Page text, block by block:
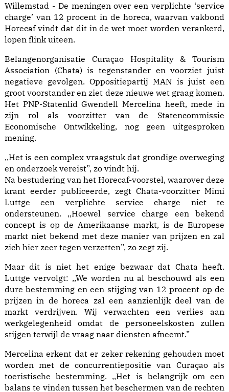
Willemstad - De meningen over een verplichte ‘service
charge’ van 12 procent in de horeca, waarvan vakbond
Horecaf vindt dat dit in de wet moet worden verankerd,
lopen flink uiteen.
Belangenorganisatie Curaçao Hospitality & Tourism
Association (Chata) is tegenstander en voorziet juist
negatieve gevolgen. Oppositiepartij MAN is juist een
groot voorstander en ziet deze nieuwe wet graag komen.
Het PNP-Statenlid Gwendell Mercelina heeft, mede in
zijn rol als voorzitter van de Statencommissie
Economische Ontwikkeling, nog geen uitgesproken
mening.
,,Het is een complex vraagstuk dat grondige overweging
en onderzoek vereist”, zo vindt hij.
Na bestudering van het Horecaf-voorstel, waarover deze
krant eerder publiceerde, zegt Chata-voorzitter Mimi
Luttge een verplichte service charge niet te
ondersteunen. ,,Hoewel service charge een bekend
concept is op de Amerikaanse markt, is de Europese
markt niet bekend met deze manier van prijzen en zal
zich hier zeer tegen verzetten”, zo zegt zij.
Maar dit is niet het enige bezwaar dat Chata heeft.
Luttge vervolgt: ,,We worden nu al beschouwd als een
dure bestemming en een stijging van 12 procent op de
prijzen in de horeca zal een aanzienlijk deel van de
markt verdrijven. Wij verwachten een verlies aan
werkgelegenheid omdat de personeelskosten zullen
stijgen terwijl de vraag naar diensten afneemt.”
Mercelina erkent dat er zeker rekening gehouden moet
worden met de concurrentiepositie van Curaçao als
toeristische bestemming. ,,Het is belangrijk om een
balans te vinden tussen het beschermen van de rechten